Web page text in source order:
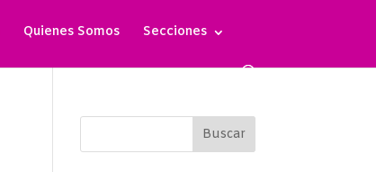
Quienes Somos Secciones